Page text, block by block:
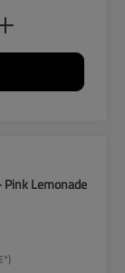
Lemonade